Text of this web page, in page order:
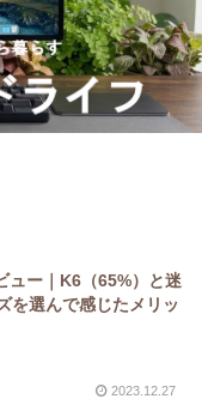
ー｜K6（65%）と迷
を選んで感じたメリッ
2023.12.27